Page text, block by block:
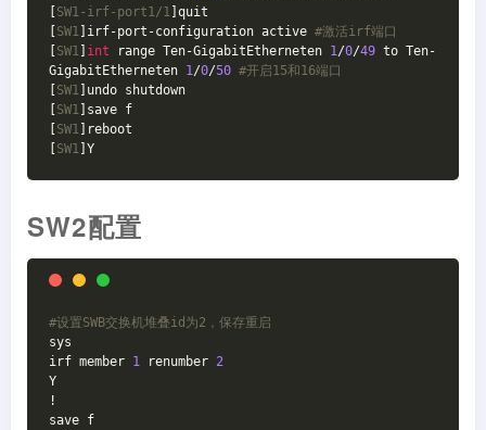
[SW1-irf-port1/1 ]quit
[SW1 ]irf-port-configuration active #激活irf端口
[SW1 ] int range Ten-GigabitEtherneten 1 /0/49 to Ten-
GigabitEtherneten 1 /0/50 #开启15和16端口
[SW1 ]undo shutdown
[SW1 ]save f
[SW1 ]reboot
[SW1 ]Y
SW2配置
#设置SWB交换机堆叠id为2，保存重启
sys
irf member 1 renumber 2
Y
!
save f